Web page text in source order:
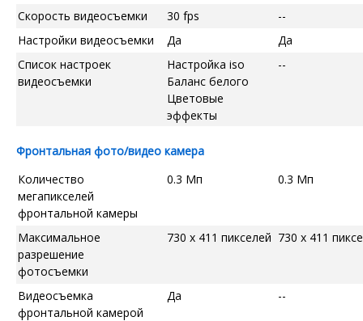
Скорость видеосъемки 30 fps
--
Настройки видеосъемки
Да
Да
Список настроек
видеосъемки
Настройка iso
Баланс белого
Цветовые
эффекты
--
Фронтальная фото/видео камера
Количество
мегапикселей
фронтальной камеры
0.3 Мп 0.3 Мп
Максимальное
разрешение
фотосъемки
730 x 411 пикселей 730 x 411
Видеосъемка
фронтальной камерой
Да --